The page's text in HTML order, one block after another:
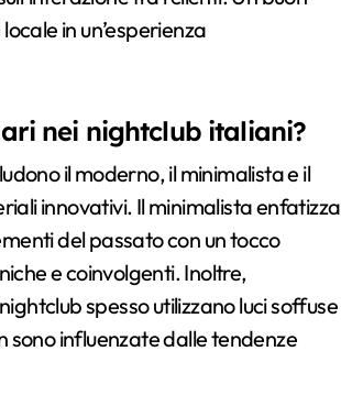
in un’esperienza
nei nightclub italiani?
il moderno, il minimalista e il
innovativi. Il minimalista enfatizza
del passato con un tocco
e coinvolgenti. Inoltre,
spesso utilizzano luci soffuse
sono influenzate dalle tendenze